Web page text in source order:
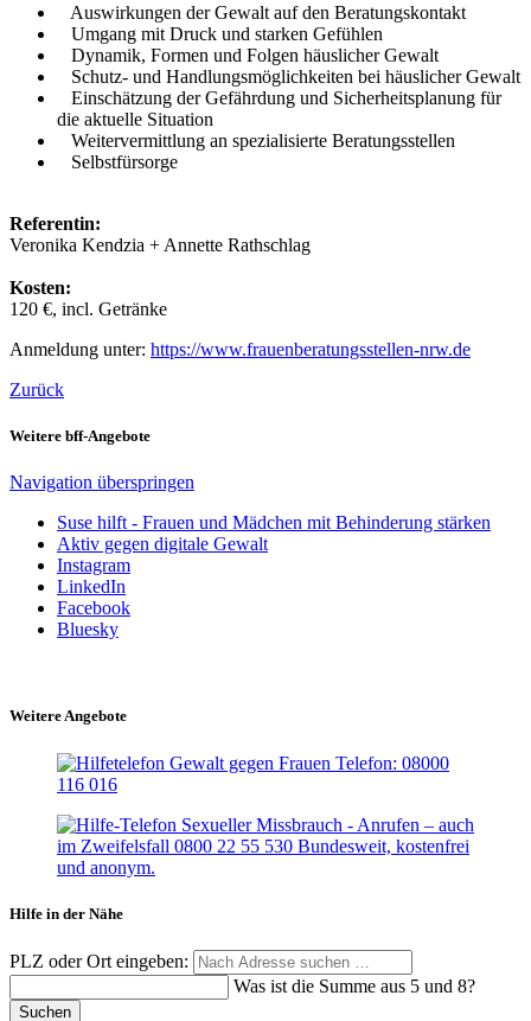
Auswirkungen der Gewalt auf den Beratungskontakt
Umgang mit Druck und starken Gefühlen
Dynamik, Formen und Folgen häuslicher Gewalt
Schutz- und Handlungsmöglichkeiten bei häuslicher Gewalt
Einschätzung der Gefährdung und Sicherheitsplanung für
die aktuelle Situation
Weitervermittlung an spezialisierte Beratungsstellen
Selbstfürsorge
Referentin:
Veronika Kendzia + Annette Rathschlag
Kosten:
120 €, incl. Getränke
Anmeldung unter: https://www.frauenberatungsstellen-nrw.de
Zurück
Weitere bff-Angebote
Navigation überspringen
Suse hilft - Frauen und Mädchen mit Behinderung stärken
Aktiv gegen digitale Gewalt
Instagram
LinkedIn
Facebook
Bluesky
Weitere Angebote
Hilfe in der Nähe
PLZ oder Ort eingeben:
Was ist die Summe aus 5 und 8?
Suchen